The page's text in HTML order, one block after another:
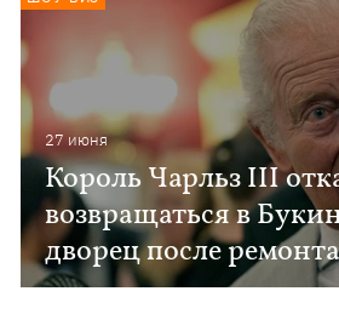
27 июня
Король Чарльз III
возвращаться в
дворец после